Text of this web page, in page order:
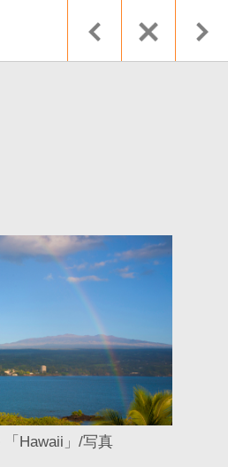
「Hawaii」/写真